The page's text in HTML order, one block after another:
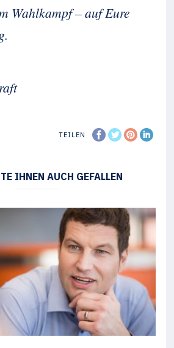
Wahlkampf – auf Eure
TEILEN
IHNEN AUCH GEFALLEN